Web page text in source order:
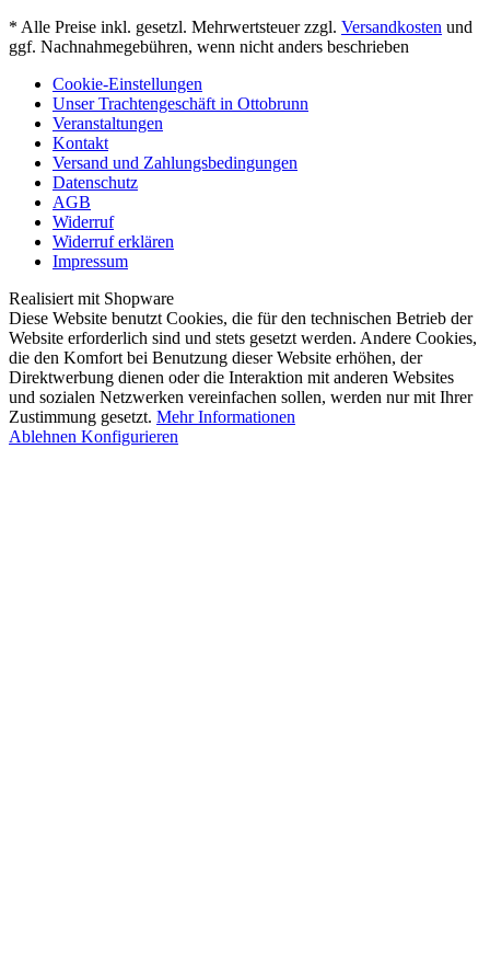
* Alle Preise inkl. gesetzl. Mehrwertsteuer zzgl. Versandkosten und
ggf. Nachnahmegebühren, wenn nicht anders beschrieben
Cookie-Einstellungen
Unser Trachtengeschäft in Ottobrunn
Veranstaltungen
Kontakt
Versand und Zahlungsbedingungen
Datenschutz
AGB
Widerruf
Widerruf erklären
Impressum
Realisiert mit Shopware
Diese Website benutzt Cookies, die für den technischen Betrieb der
Website erforderlich sind und stets gesetzt werden. Andere Cookies,
die den Komfort bei Benutzung dieser Website erhöhen, der
Direktwerbung dienen oder die Interaktion mit anderen Websites
und sozialen Netzwerken vereinfachen sollen, werden nur mit Ihrer
Zustimmung gesetzt. Mehr Informationen
Ablehnen Konfigurieren